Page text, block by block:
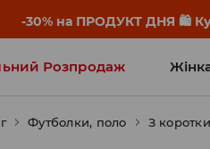
-30% на ПРОДУКТ ДНЯ 🛍️
Розпродаж
Faves
Футболки, поло З